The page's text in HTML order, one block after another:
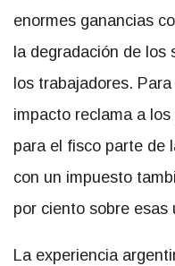
enormes ganancias
la degradación de
los trabajadores.
impacto reclama a
para el fisco parte de
con un impuesto
por ciento sobre esas
La experiencia